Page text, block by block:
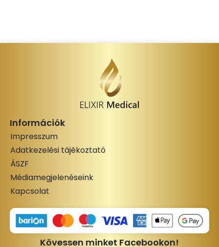
Információk
Impresszum
Adatkezelési tájékoztató
ÁSZF
Médiamegjelenéseink
Kapcsolat
Kövessen minket Facebookon!